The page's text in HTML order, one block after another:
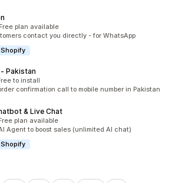
Free plan available
contact you directly - for WhatsApp
Pakistan
to install
confirmation call to mobile number in Pakistan
& Live Chat
plan available
Agent to boost sales (unlimited AI chat)